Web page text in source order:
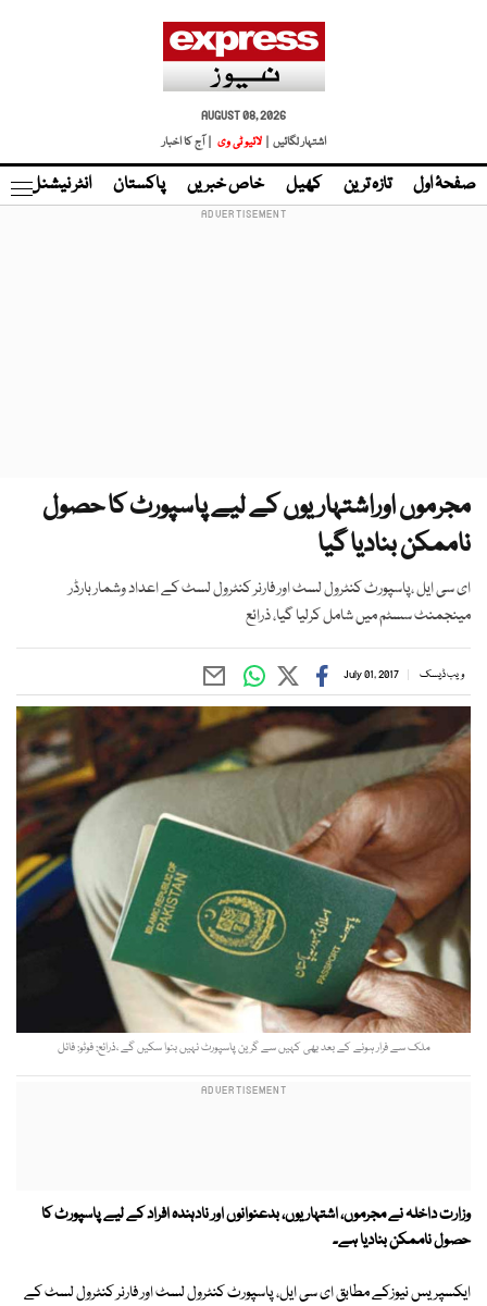
AUGUST 08, 2026
اشتہار لگائیں |
لائیو ٹی وی | آج کا اخبار
صفحۂ اول تازہ ترین کھیل خاص خبریں پاکستان انٹر نیشنل
مجرموں اوراشتہاریوں کے لیے پاسپورٹ کا حصول
ناممکن بنادیا گیا
ای سی ایل ،پاسپورٹ کنٹرول لسٹ اور فارنر کنٹرول لسٹ کے اعداد وشمار بارڈر
مینجمنٹ سسٹم میں شامل کرلیا گیا، ذرائع
ویب ڈیسک July 01, 2017
ملک سے فرار ہونے کے بعد بھی کہیں سے گرین پاسپورٹ نہیں بنوا سکیں گے ،ذرائع: فوٹو: فائل
وزارت داخلہ نے مجرموں، اشتہاریوں، بدعنوانوں اور نادہندہ افراد کے لیے پاسپورٹ کا
حصول ناممکن بنادیا ہے۔
ایکسپریس نیوزکے مطابق ای سی ایل، پاسپورٹ کنٹرول لسٹ اور فارنر کنٹرول لسٹ کے